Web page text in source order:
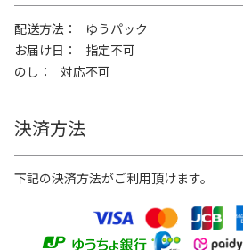
配送方法
ゆうパック
お届け日
指定不可
のし
対応不可
決済方法
下記の決済方法がご利用頂けます。